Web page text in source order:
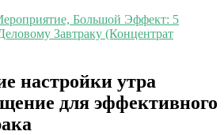
Большой Эффект: 5
Завтраку (Концентрат
настройки утра
для эффективного